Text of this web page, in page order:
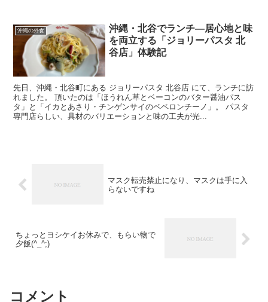
沖縄の外食
沖縄・北谷でランチ―居心地と味
を両立する「ジョリーパスタ 北
谷店」体験記
先日、沖縄・北谷町にある ジョリーパスタ 北谷店 にて、ランチに訪
れました。 頂いたのは「ほうれん草とベーコンのバター醤油パス
タ」と「イカとあさり・チンゲンサイのペペロンチーノ」。 パスタ
専門店らしい、具材のバリエーションと味の工夫が光...
マスク転売禁止になり、マスクは手に入
らないですね
ちょっとヨシケイお休みで、もらい物で
夕飯(^_^;)
コメント